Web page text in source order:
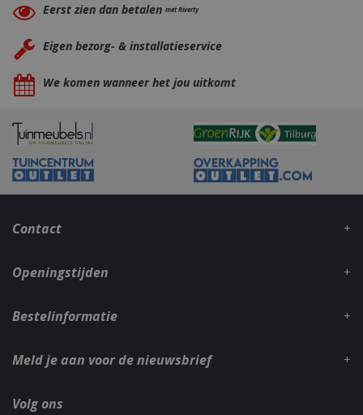
Eerst zien dan betalen met Riverty
Eigen bezorg- & installatieservice
We komen wanneer het jou uitkomt
Contact
Volg ons
Openingstijden
Bestelinformatie
Meld je aan voor de nieuwsbrief
_gid
Google LLC
.bbqkopen.nl
CookieScriptConsent
1